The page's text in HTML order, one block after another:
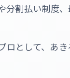
分割払い制度
ロとして、あ